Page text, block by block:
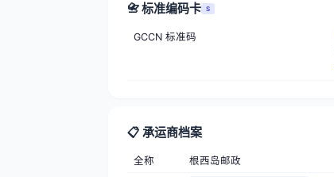
📇 标准编码卡 S
GCCN 标准码
📋 承运商档案
全称
根西岛邮政